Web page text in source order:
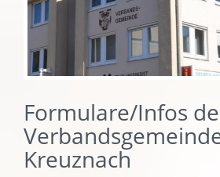
Verwaltung
Tourismus
Gemeinden
Formulare/Infos
Kreuznach